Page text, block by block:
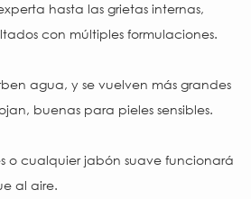
hasta las grietas internas,
con múltiples formulaciones.
agua, y se vuelven más grandes
buenas para pieles sensibles.
o cualquier jabón suave funcionará
al aire.